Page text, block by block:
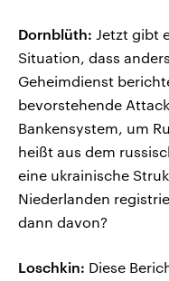
Dornblüth: Jetzt gibt
Situation, dass
Geheimdienst
bevorstehende
Bankensystem, um
heißt aus dem
eine ukrainische
Niederlanden
dann davon?
Loschkin: Diese